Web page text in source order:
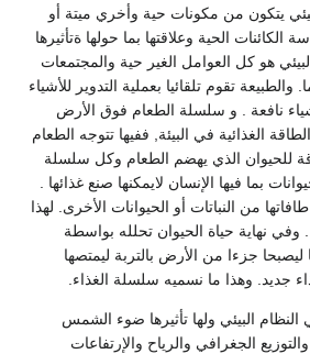
يتكون من مكونات حية وأخري ميتة أو
الكائنات الحية وعلاقتها بما حولها ةتأثيرها
هو كل العوامل الغير حية والمجتمعات
تقوم تلقائيا بعملية التدوير للأشياء
نافعة . و سلسلة الطعام فوق الأرض
الغذائية في البيئة, ففيها تتوجه الطعام
للحيوان الذي يهضم الطعام وكل سلسلة
بما فيها الإنسان لايمكنها صنع غذائها .
من النباتات أو الحيوانات الأخرى. لهذا
وفي نهاية حياة الحيوان تحلله بواسطة
ليصبحا جزءا من الأرض بالتربة ليمتصها
جديد. وهذا ما نسميه سلسلة الغذاء.
البيئي ولها تأثيرها ضوء الشمس
الجغرافي والرياح والإرتفاعات